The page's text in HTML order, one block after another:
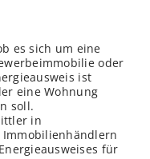
es sich um eine
oder
ist
eine Wohnung
soll.
in
Immobilienhändlern
für